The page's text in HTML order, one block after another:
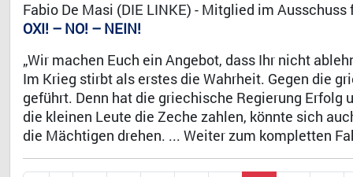
Fabio De Masi (DIE LINKE) - Mitglied im
OXI! – NO! – NEIN!
„Wir machen Euch ein Angebot, dass Ihr nicht
Im Krieg stirbt als erstes die Wahrheit. Gegen die
geführt. Denn hat die griechische Regierung
die kleinen Leute die Zeche zahlen, könnte sich
die Mächtigen drehen. ... Weiter zum kompletten